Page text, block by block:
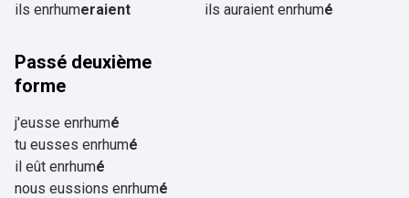
ils enrhumeraient ils auraient enrhumé
Passé deuxième
forme
j'eusse enrhumé
tu eusses enrhumé
il eût enrhumé
nous eussions enrhumé